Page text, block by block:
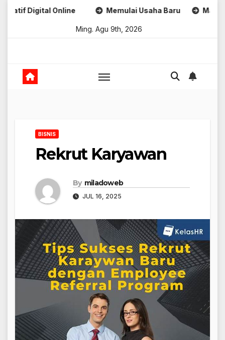
SkipOnline Memulai Usaha Baru Marketing Untuk
Ming. Agu 9th, 2026
BISNIS
Rekrut Karyawan
By miladoweb
JUL 16, 2025